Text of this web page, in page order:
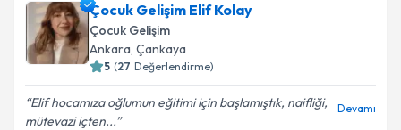
Çocuk Gelişim Elif Kolay
Çocuk Gelişim
Ankara, Çankaya
5 (27 Değerlendirme)
Elif hocamıza oğlumun eğitimi için başlamıştık, naifliği,
mütevazi içten...
Devamı